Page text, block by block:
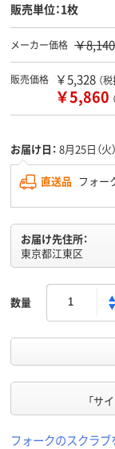
販売単位：1枚
メーカー価格 ￥8,140
販売価格 ￥5,328 （
￥5,860
お届け日： 8月25日（火
直送品 フォー
お届け先住所：
東京都江東区
数量
「サ
フォークのスクラブ